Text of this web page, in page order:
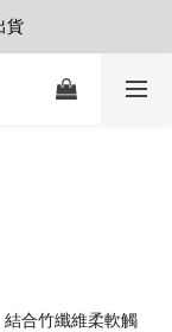
貨
合竹纖維柔軟觸